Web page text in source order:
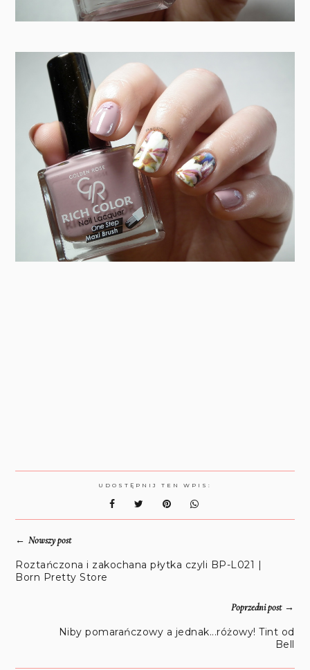
UDOSTĘPNIJ TEN WPIS:
← Nowszy post
Roztańczona i zakochana płytka czyli BP-L021 |
Born Pretty Store
Poprzedni post→
Niby pomarańczowy a jednak...różowy! Tint od
Bell